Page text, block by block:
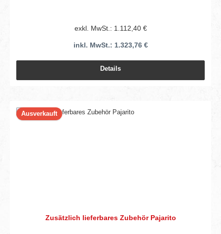
exkl. MwSt.: 1.112,40 €
inkl. MwSt.: 1.323,76 €
Details
Ausverkauft
Zusätzlich lieferbares Zubehör Pajarito